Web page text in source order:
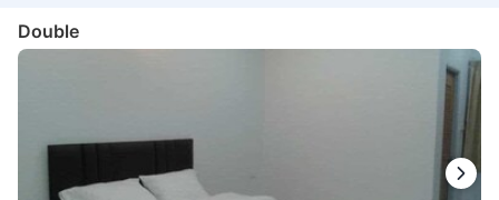
Double